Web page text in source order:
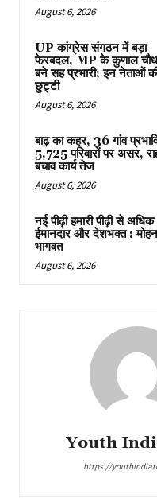
August 6, 2026
UP कांग्रेस संगठन में बड़ा
फेरबदल, MP के कुणाल
बने सह प्रभारी; इन नेताओं
छुट्टी
August 6, 2026
बाढ़ का कहर, 36 गांव
5,725 परिवारों पर असर,
बचाव कार्य तेज
August 6, 2026
नई पीढ़ी हमारी पीढ़ी से अधिक
ईमानदार और देशभक्त : मोहन
भागवत
August 6, 2026
Youth
https://